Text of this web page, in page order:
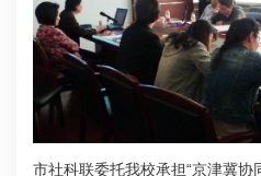
市社科联委托我校承担“京津冀协